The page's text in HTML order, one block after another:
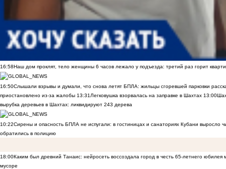
16:58Наш дом проклят, тело женщины 6 часов лежало у подъезда: третий раз горит
16:50Слышали взрывы и думали, что снова летят БПЛА: жильцы сгоревшей парковки
приостановлено из-за жалобы 13:31 Легковушка взорвалась на заправке в Шахтах 13:00
вырубка деревьев в Шахтах: ликвидируют 243 дерева
10:22Сирены и опасность БПЛА не испугали: в гостиницах и санаториях Кубани выросло
обратились в полицию
18:00Каким был древний Танаис: нейросеть воссоздала город в честь 65-летнего юбилея
мусоре